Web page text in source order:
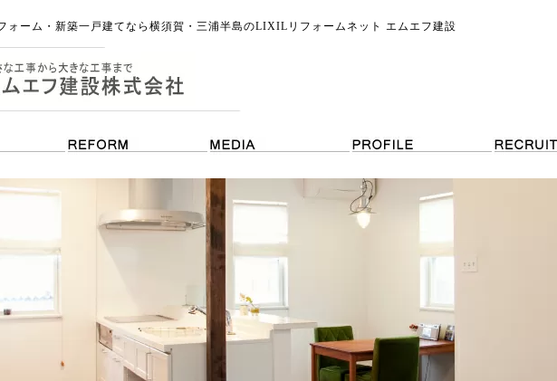
ォーム・新築一戸建てなら横須賀・三浦半島のLIXILリフォームネット エムエフ建設